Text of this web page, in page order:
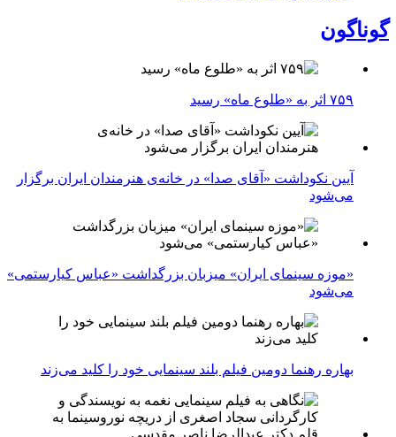
گوناگون
۷۵۹ اثر به «طلوع ماه» رسید
آیین نکوداشت «آقای صدا» در خانه‌ی هنرمندان ایران برگزار
می‌شود
«موزه سینمای ایران» میزبان بزرگداشت «عباس کیارستمی»
می‌شود
بهاره رهنما دومین فیلم بلند سینمایی خود را کلید می‌زند